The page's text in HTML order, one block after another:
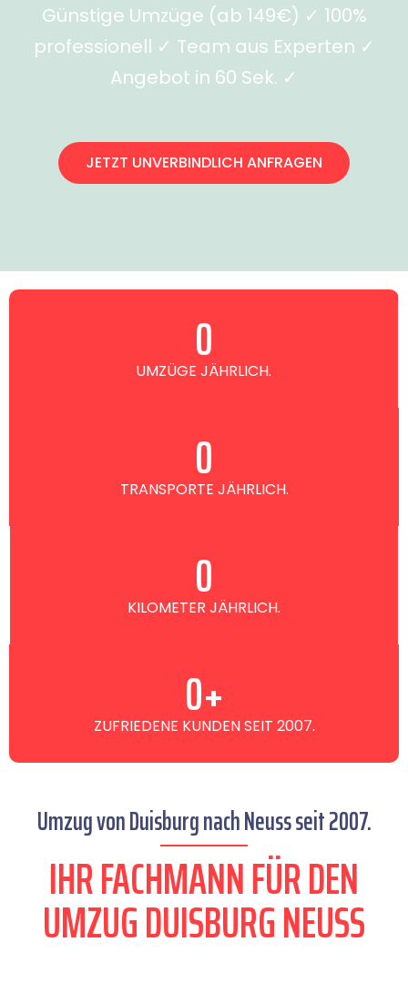
Günstige Umzüge (ab 149€) ✓ 100%
professionell ✓ Team aus Experten ✓
Angebot in 60 Sek. ✓
JETZT UNVERBINDLICH ANFRAGEN
UMZÜGE JÄHRLICH.
0
TRANSPORTE JÄHRLICH.
0
KILOMETER JÄHRLICH.
0
ZUFRIEDENE KUNDEN SEIT 2007.
0+
Umzug von Duisburg nach Neuss seit 2007.
IHR FACHMANN FÜR DEN
UMZUG DUISBURG NEUSS